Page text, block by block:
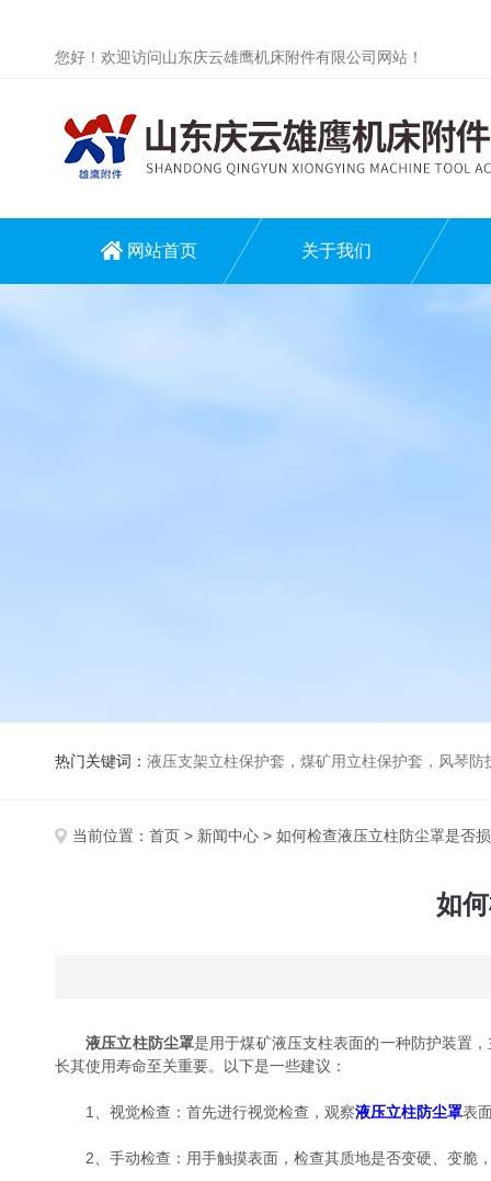
您好！欢迎访问山东庆云雄鹰机床附件有限公司网站！
网站首页 关于我们
热门关键词： 液压支架立柱保护套，煤矿用立柱保护套，风琴
当前位置： 首页 > 新闻中心 > 如何检查液压立柱防尘罩是否
如
液压立柱防尘罩是用于煤矿液压支柱表面的一种防护装置
长其使用寿命至关重要。以下是一些建议：
1、视觉检查：首先进行视觉检查，观察液压立柱防尘罩表
2、手动检查：用手触摸表面，检查其质地是否变硬、变脆